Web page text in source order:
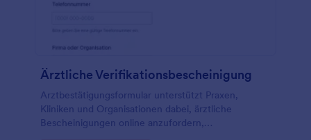
Ärztliche Verifikationsbescheinigung
Arztbestätigungsformular unterstützt Praxen,
Kliniken und Organisationen dabei, ärztliche
Bescheinigungen online anzufordern,